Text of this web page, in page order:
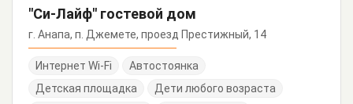
"Си-Лайф" гостевой дом
г. Анапа, п. Джемете, проезд Престижный, 14
Интернет Wi-Fi
Автостоянка
Детская площадка
Дети любого возраста